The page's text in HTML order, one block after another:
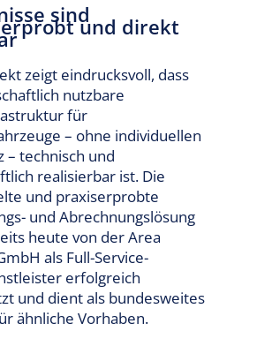
sindund direkt
zeigt eindrucksvoll, dass
nutzbare
für
– ohne individuellen
– technisch und
realisierbar ist. Die
und praxiserprobte
und Abrechnungslösung
heute von der Area
als Full-Service-
erfolgreich
und dient als bundesweites
ähnliche Vorhaben.